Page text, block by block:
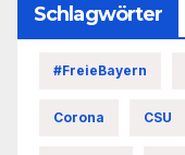
Schlagwörter
#FreieBayern
Corona CSU